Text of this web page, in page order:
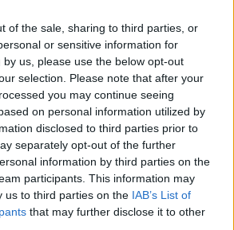
of the sale, sharing to third parties, or
or sensitive information for
us, please use the below opt-out
selection. Please note that after your
you may continue seeing
on personal information utilized by
disclosed to third parties prior to
separately opt-out of the further
information by third parties on the
participants. This information may
us to third parties on the IAB’s List of
that may further disclose it to other
kjøres to kortere renn:
Kvinner – også kjent som
27. februar, og Oxberg-Mora
28. februar. Begge på 30
skirenn i Sverige og
renn i flere år. Nå som det
World Championship-
vi at langt flere løpere fra
til start sammen med de